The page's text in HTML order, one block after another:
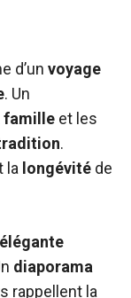
d’un voyage
. Un
famille et les
.
la longévité de
diaporama
rappellent la